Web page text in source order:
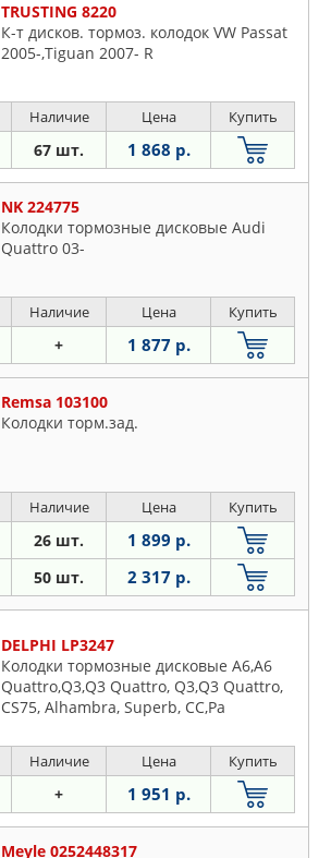
TRUSTING 8220
К-т дисков. тормоз. колодок VW Passat
2005-,Tiguan 2007- R
Наличие Цена Купить
67 шт. 1 868 р.
NK 224775
Колодки тормозные дисковые Audi
Quattro 03-
Наличие Цена Купить
+ 1 877 р.
Remsa 103100
Колодки торм.зад.
Наличие Цена Купить
26 шт. 1 899 р.
50 шт. 2 317 р.
DELPHI LP3247
Колодки тормозные дисковые A6,A6
Quattro,Q3,Q3 Quattro, Q3,Q3 Quattro,
CS75, Alhambra, Superb, CC,Pa
Наличие Цена Купить
+ 1 951 р.
Meyle 0252448317